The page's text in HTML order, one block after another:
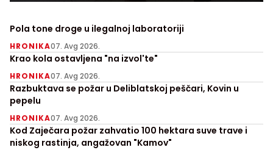
Pola tone droge u ilegalnoj laboratoriji
HRONIKA07. Avg 2026.
Krao kola ostavljena "na izvol'te"
HRONIKA07. Avg 2026.
Razbuktava se požar u Deliblatskoj peščari, Kovin u
pepelu
HRONIKA07. Avg 2026.
Kod Zaječara požar zahvatio 100 hektara suve trave i
niskog rastinja, angažovan "Kamov"